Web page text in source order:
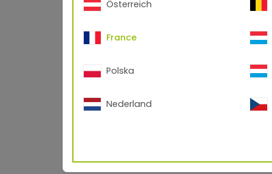
Österreich
France
Polska
Nederland